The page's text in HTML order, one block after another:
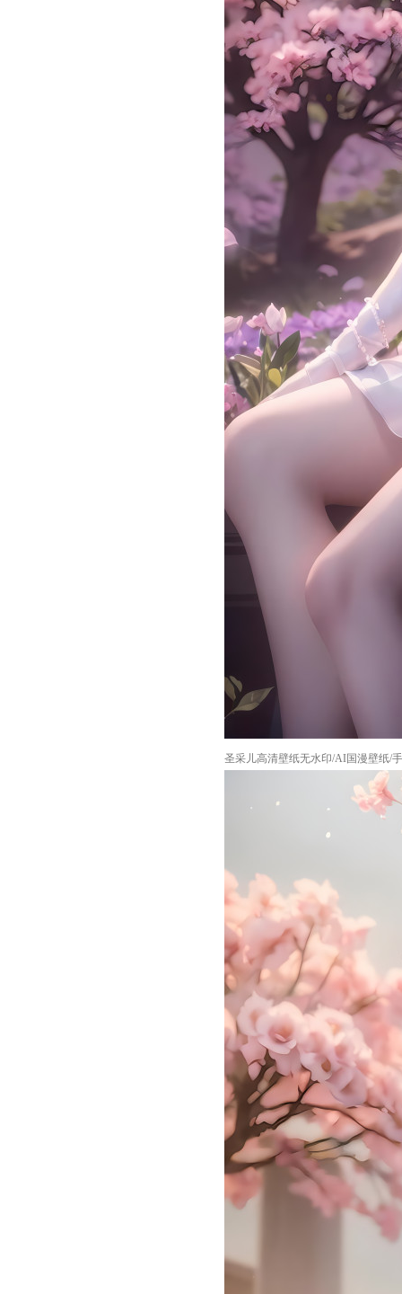
圣采儿高清壁纸无水印/AI国漫壁纸/